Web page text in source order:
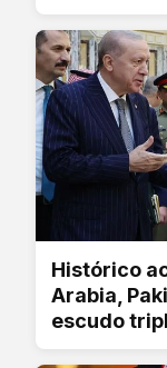
Histórico
Arabia,
escudo